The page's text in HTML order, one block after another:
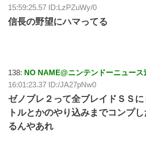
15:59:25.57 ID:LzPZuWy/0
信長の野望にハマってる
138: NO NAME@ニンテンドーニュース
16:01:23.37 ID:/JA27pNw0
ゼノブレ２って全ブレイドＳＳ
トルとかのやり込みまでコンプ
るんやあれ